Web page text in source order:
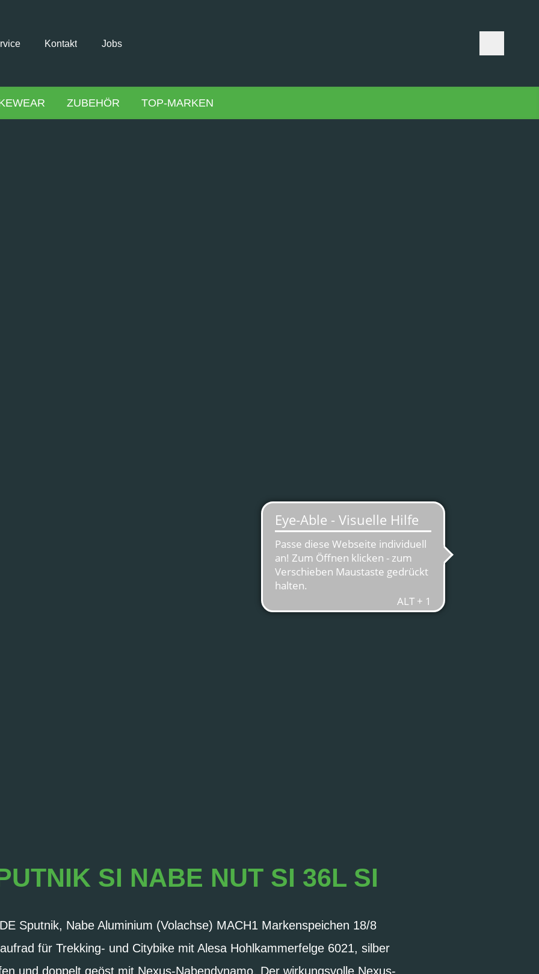
Kontakt Jobs
ZUBEHÖR TOP-MARKEN
SI NABE NUT SI 36L SI
Sputnik, Nabe Aluminium (Volachse) MACH1 Markenspeichen 18/8
für Trekking- und Citybike mit Alesa Hohlkammerfelge 6021, silber
und doppelt geöst mit Nexus-Nabendynamo. Der wirkungsvolle Nexus-